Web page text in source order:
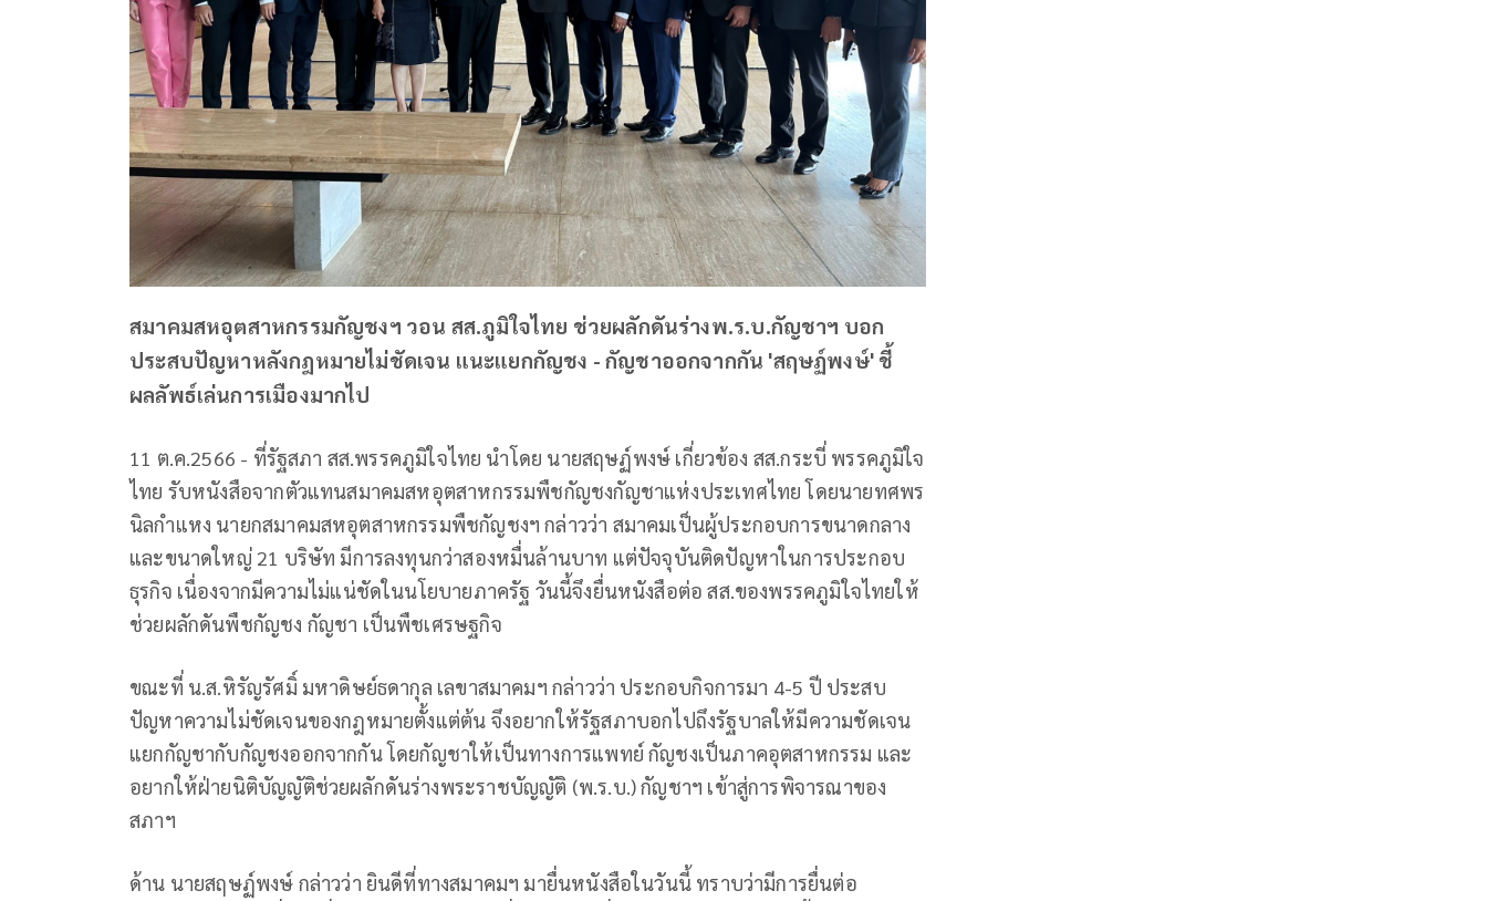
สมาคมสหอุตสาหกรรมกัญชงฯ วอน สส.ภูมิใจไทย ช่วยผลักดันร่างพ.ร.บ.กัญชาฯ บอก
ประสบปัญหาหลังกฎหมายไม่ชัดเจน แนะแยกกัญชง - กัญชาออกจากกัน 'สฤษฏ์พงษ์' ชี้
ผลลัพธ์เล่นการเมืองมากไป
11 ต.ค.2566 - ที่รัฐสภา สส.พรรคภูมิใจไทย นำโดย นายสฤษฏ์พงษ์ เกี่ยวข้อง สส.กระบี่ พรรคภูมิใจ
ไทย รับหนังสือจากตัวแทนสมาคมสหอุตสาหกรรมพืชกัญชงกัญชาแห่งประเทศไทย โดยนายทศพร
นิลกำแหง นายกสมาคมสหอุตสาหกรรมพืชกัญชงฯ กล่าวว่า สมาคมเป็นผู้ประกอบการขนาดกลาง
และขนาดใหญ่ 21 บริษัท มีการลงทุนกว่าสองหมื่นล้านบาท แต่ปัจจุบันติดปัญหาในการประกอบ
ธุรกิจ เนื่องจากมีความไม่แน่ชัดในนโยบายภาครัฐ วันนี้จึงยื่นหนังสือต่อ สส.ของพรรคภูมิใจไทยให้
ช่วยผลักดันพืชกัญชง กัญชา เป็นพืชเศรษฐกิจ
ขณะที่ น.ส.หิรัญรัศมิ์ มหาดิษย์ธดากุล เลขาสมาคมฯ กล่าวว่า ประกอบกิจการมา 4-5 ปี ประสบ
ปัญหาความไม่ชัดเจนของกฎหมายตั้งแต่ต้น จึงอยากให้รัฐสภาบอกไปถึงรัฐบาลให้มีความชัดเจน
แยกกัญชากับกัญชงออกจากกัน โดยกัญชาให้เป็นทางการแพทย์ กัญชงเป็นภาคอุตสาหกรรม และ
อยากให้ฝ่ายนิติบัญญัติช่วยผลักดันร่างพระราชบัญญัติ (พ.ร.บ.) กัญชาฯ เข้าสู่การพิจารณาของ
สภาฯ
ด้าน นายสฤษฏ์พงษ์ กล่าวว่า ยินดีที่ทางสมาคมฯ มายื่นหนังสือในวันนี้ ทราบว่ามีการยื่นต่อ